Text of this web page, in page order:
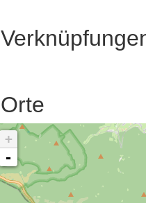
Orte
+
-